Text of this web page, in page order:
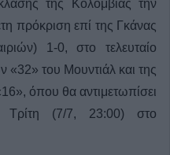
της Κολομβίας την
πρόκριση επί της Γκάνας
1-0, στο τελευταίο
«32» του Μουντιάλ και της
όπου θα αντιμετωπίσει
Τρίτη (7/7, 23:00) στο